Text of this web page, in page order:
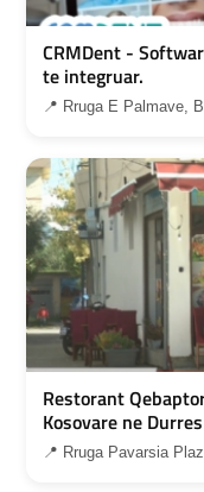
CRMDent -
te integruar.
📍 Rruga E Palmave,
Restorant
Kosovare ne Durres
📍 Rruga Pavarsia